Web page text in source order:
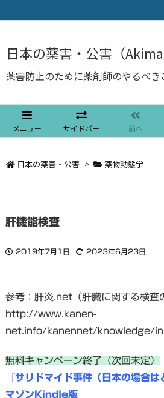
日本の薬害・公害（
薬害防止のために薬剤師のやるべき
メニュー サイドバー 前へ
日本の薬害・公害 > 薬物動態学
肝機能検査
2019年7月1日 2023年6月23日
参考：肝炎.net（肝臓に関する検査
http://www.kanen-
net.info/kanennet/knowledge/
無料キャンペーン終了（次回未定）
『サリドマイド事件（日本の場合
マゾンKindle版